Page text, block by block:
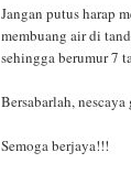
Jangan putus harap
membuang air di
sehingga berumur 7
Bersabarlah,
Semoga berjaya!!!